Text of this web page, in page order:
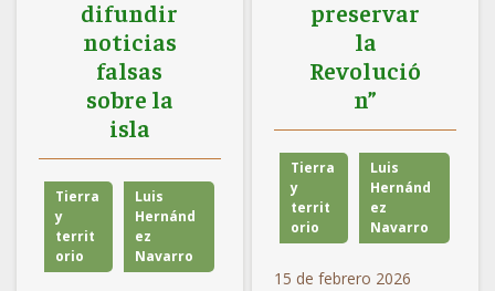
“Entre nuestros pueblos no está el enemigo”:
comunidades en resistencia a megaproyectos y crimen
organizado
Comunidades de Chiapas denuncian políticas de despojo
y exigen la aparición con vida de Ángel Jiménez López
difundir
noticias
falsas
sobre la
isla
Tierra
y
territ
orio
Luis
Hernánd
ez
Navarro
preservar
la
Revolució
n”
Tierra
y
territ
orio
Luis
Hernánd
ez
Navarro
15 de febrero 2026